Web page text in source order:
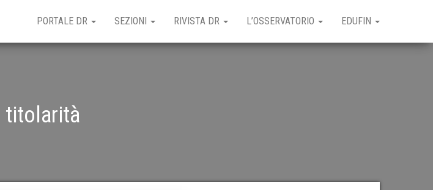
PORTALE DR SEZIONI RIVISTA DR L’OSSERVATORIO EDUFIN
titolarità